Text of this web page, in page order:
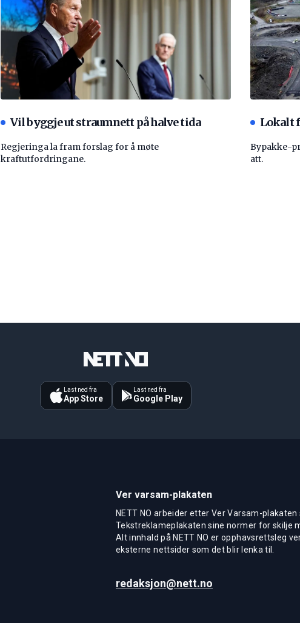
Vil byggje ut straumnett på halve tida
Regjeringa la fram forslag for å møte
kraftutfordringane.
Lokalt
Bypakke-
att.
Last ned fra
App Store
Last ned fra
Google Play
Ver varsam-plakaten
NETT NO arbeider etter Ver Varsam-
Tekstreklameplakaten sine normer for skilje
Alt innhald på NETT NO er opphavsrettsleg
eksterne nettsider som det blir lenka til.
redaksjon@nett.no